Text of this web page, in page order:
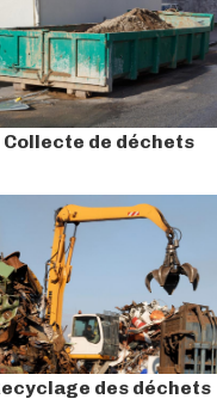
Collecte de déchets
des déchets